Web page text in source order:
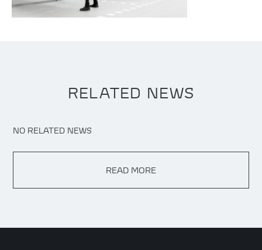
RELATED NEWS
NO RELATED NEWS
READ MORE